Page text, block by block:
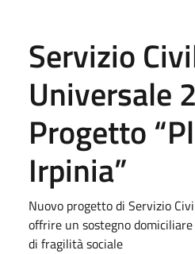
Servizio
Universale
Progetto
Irpinia”
Nuovo progetto di Servizio
offrire un sostegno
di fragilità sociale